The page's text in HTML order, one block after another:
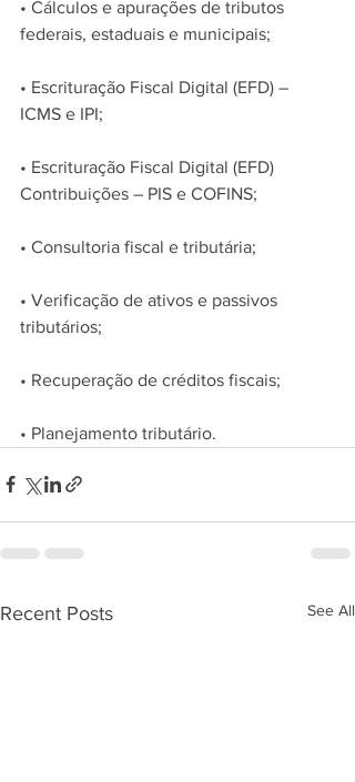
• Cálculos e apurações de tributos
federais, estaduais e municipais;
• Escrituração Fiscal Digital (EFD) –
ICMS e IPI;
• Escrituração Fiscal Digital (EFD)
Contribuições – PIS e COFINS;
• Consultoria fiscal e tributária;
• Verificação de ativos e passivos
tributários;
• Recuperação de créditos fiscais;
• Planejamento tributário.
Recent Posts See All